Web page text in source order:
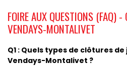
FOIRE AUX QUESTIONS (FAQ) -
VENDAYS-MONTALIVET
Q1 : Quels types de clôtures
Vendays-Montalivet ?